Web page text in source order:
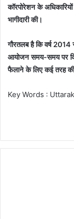
कॉरपोरेशन के
भागीदारी की।
गौरतलब है कि वर्ष
आयोजन समय-समय पर
फैलाने के लिए कई तरह की
Key Words :